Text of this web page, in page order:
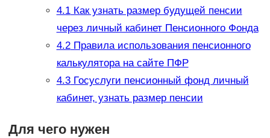
4.1Как узнать размер будущей пенсии
через личный кабинет Пенсионного Фонда
4.2Правила использования пенсионного
калькулятора на сайте ПФР
4.3Госуслуги пенсионный фонд личный
кабинет, узнать размер пенсии
Для чего нужен